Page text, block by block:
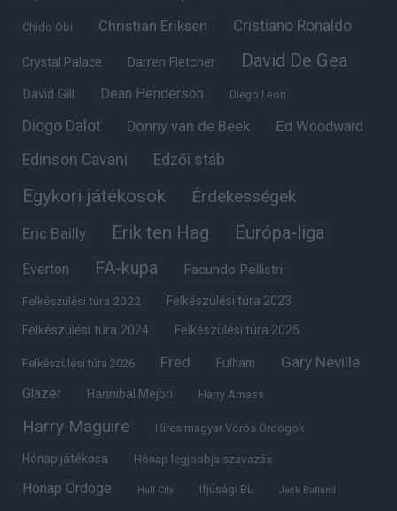
Chido Obi Christian Eriksen Cristiano Ronaldo
Crystal Palace Darren Fletcher David De Gea
David Gill Dean Henderson Diego Leon
Diogo Dalot Donny van de Beek Ed Woodward
Edinson Cavani Edzői stáb
Egykori játékosok Érdekességek
Eric Bailly Erik ten Hag Európa-liga
Everton FA-kupa Facundo Pellistri
Felkészülési túra 2022 Felkészülési túra 2023
Felkészülési túra 2024 Felkészülési túra 2025
Felkészülési túra 2026 Fred Fulham Gary Neville
Glazer Hannibal Mejbri Harry Amass
Harry Maguire Híres magyar Vörös Ördögök
Hónap játékosa Hónap legjobbja szavazás
Hónap Ördöge Hull City Ifjúsági BL Jack Butland